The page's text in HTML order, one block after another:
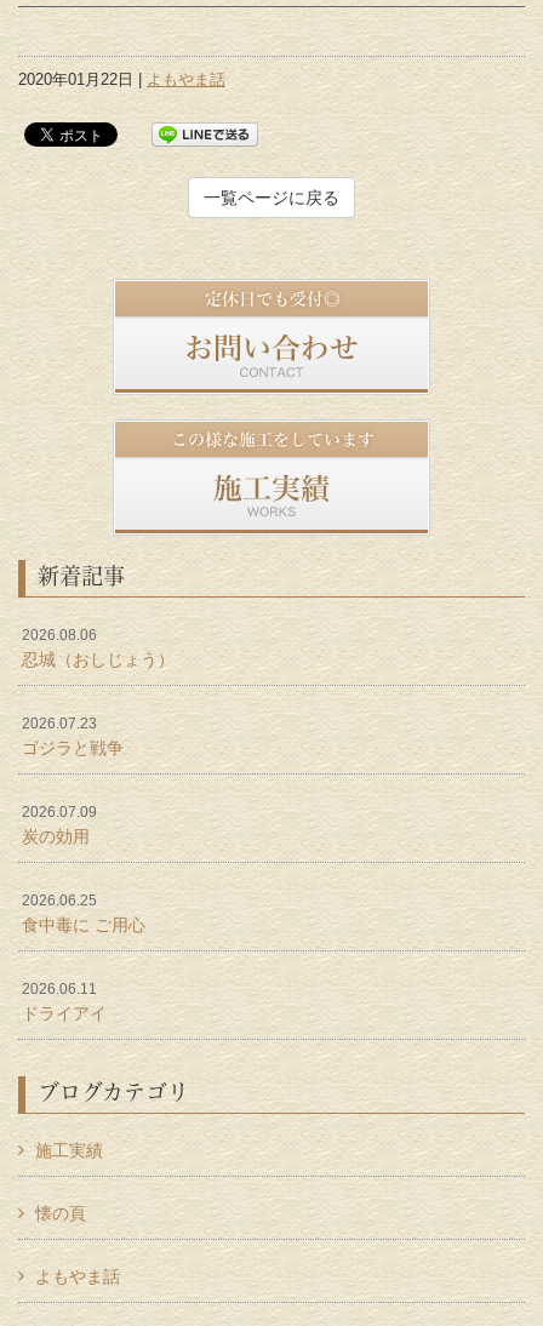
2020年01月22日 | よもやま話
一覧ページに戻る
新着記事
2026.08.06
忍城（おしじょう）
2026.07.23
ゴジラと戦争
2026.07.09
炭の効用
2026.06.25
食中毒に ご用心
2026.06.11
ドライアイ
ブログカテゴリ
施工実績
懐の頁
よもやま話